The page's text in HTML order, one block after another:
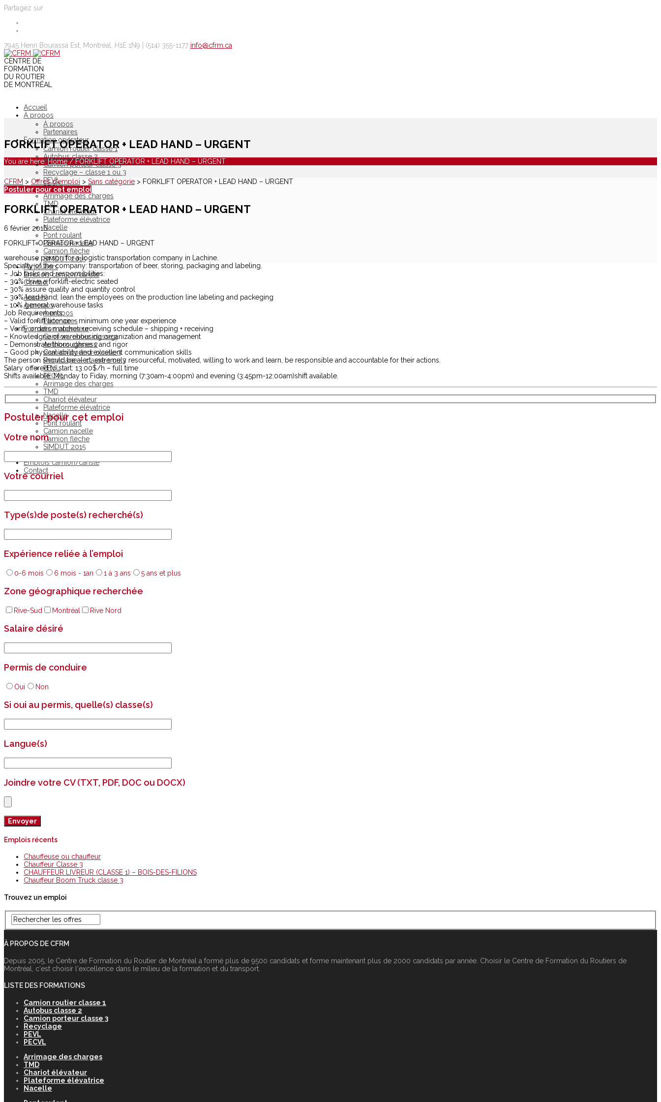
Partagez sur
7945 Henri Bourassa Est, Montréal, H1E 1N9 | (514) 355-1177 info@cfrm.ca
CENTRE DE
FORMATION
DU ROUTIER
DE MONTRÉAL
Accueil
À propos
À propos
Partenaires
Formation opérateur
Camion routier classe 1
Autobus classe 2
Camion porteur classe 3
Recyclage – classe 1 ou 3
PEVL
PECVL
Arrimage des charges
TMD
Chariot élévateur
Plateforme élévatrice
Nacelle
Pont roulant
Camion nacelle
Camion flèche
SIMDUT 2015
Particuliers
Emplois camion/cariste
Contact
Accueil
À propos
À propos
Partenaires
Formation opérateur
Camion routier classe 1
Autobus classe 2
Camion porteur classe 3
Recyclage – classe 1 ou 3
PEVL
PECVL
Arrimage des charges
TMD
Chariot élévateur
Plateforme élévatrice
Nacelle
Pont roulant
Camion nacelle
Camion flèche
SIMDUT 2015
Emplois camion/cariste
Contact
FORKLIFT OPERATOR + LEAD HAND – URGENT
You are here: Home / FORKLIFT OPERATOR + LEAD HAND – URGENT
CFRM > Offres d’emploi > Sans catégorie > FORKLIFT OPERATOR + LEAD HAND – URGENT
Postuler pour cet emploi
FORKLIFT OPERATOR + LEAD HAND – URGENT
6 février 2016
FORKLIFT OPERATOR + LEAD HAND – URGENT
warehouse person for a logistic transportation company in Lachine.
Specialty of the company: transportation of beer, storing, packaging and labeling.
– Job tasks and responsibilities:
– 30% drive a forklift-electric seated
– 30% assure quality and quantity control
– 30% lead hand; lean the employees on the production line labeling and packeging
– 10% general warehouse tasks
Job Requirements:
– Valid forflift licence – minimum one year experience
– Verify orders matches receiving schedule – shipping + receiving
– Knowledgne of warehousing organization and management
– Demonstrate thoroughness and rigor
– Good physical ability and excellent communication skills
The person should be alert, extremely resourceful, motivated, willing to work and learn, be responsible and accountable for their actions.
Salary offered to start: 13.00$/h – full time
Shifts available: Monday to Fiday, morning (7:30am-4:00pm) and evening (3:45pm-12:00am)shift available.
Postuler pour cet emploi
Votre nom
Votre courriel
Type(s)de poste(s) recherché(s)
Expérience reliée à l’emploi
0-6 mois 6 mois - 1an 1 à 3 ans 5 ans et plus
Zone géographique recherchée
Rive-Sud Montréal Rive Nord
Salaire désiré
Permis de conduire
Oui Non
Si oui au permis, quelle(s) classe(s)
Langue(s)
Joindre votre CV (TXT, PDF, DOC ou DOCX)
Emplois récents
Chauffeuse ou chauffeur
Chauffeur Classe 3
CHAUFFEUR LIVREUR (CLASSE 1) – BOIS-DES-FILIONS
Chauffeur Boom Truck classe 3
Trouvez un emploi
À PROPOS DE CFRM
Depuis 2005, le Centre de Formation du Routier de Montréal a formé plus de 9500 candidats et forme maintenant plus de 2000 candidats par année. Choisir le Centre de Formation du Routiers de
Montréal, c‘est choisir l‘excellence dans le milieu de la formation et du transport.
LISTE DES FORMATIONS
Camion routier classe 1
Autobus classe 2
Camion porteur classe 3
Recyclage
PEVL
PECVL
Arrimage des charges
TMD
Chariot élévateur
Plateforme élévatrice
Nacelle